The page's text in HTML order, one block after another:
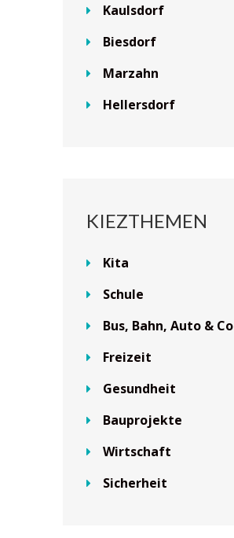
Kaulsdorf
Biesdorf
Marzahn
Hellersdorf
KIEZTHEMEN
Kita
Schule
Bus, Bahn, Auto & Co
Freizeit
Gesundheit
Bauprojekte
Wirtschaft
Sicherheit